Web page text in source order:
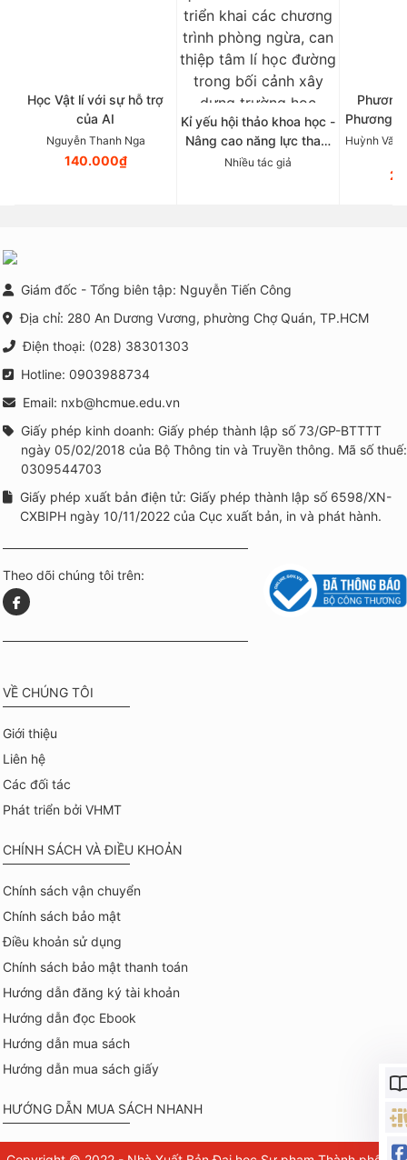
Học Vật lí với sự hỗ trợ
của AI
Nguyễn Thanh Nga
140.000₫
Kỉ yếu hội thảo khoa học -
Nâng cao năng lực tham
vấn nhóm và triển khai
Nhiều tác giả
Phương
Huỳnh Văn
Giám đốc - Tổng biên tập: Nguyễn Tiến Công
Địa chỉ: 280 An Dương Vương, phường Chợ Quán, TP.HCM
Điện thoại: (028) 38301303
Hotline: 0903988734
Email: nxb@hcmue.edu.vn
Giấy phép kinh doanh: Giấy phép thành lập số 73/GP-BTTTT
ngày 05/02/2018 của Bộ Thông tin và Truyền thông. Mã số thuế:
0309544703
Giấy phép xuất bản điện tử: Giấy phép thành lập số 6598/XN-
CXBIPH ngày 10/11/2022 của Cục xuất bản, in và phát hành.
Theo dõi chúng tôi trên:
VỀ CHÚNG TÔI
Giới thiệu
Liên hệ
Các đối tác
Phát triển bởi VHMT
CHÍNH SÁCH VÀ ĐIỀU KHOẢN
Chính sách vận chuyển
Chính sách bảo mật
Điều khoản sử dụng
Chính sách bảo mật thanh toán
Hướng dẫn đăng ký tài khoản
Hướng dẫn đọc Ebook
Hướng dẫn mua sách
Hướng dẫn mua sách giấy
HƯỚNG DẪN MUA SÁCH NHANH